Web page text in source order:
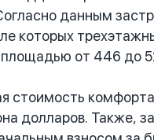
данным
которых
от 446 до
стоимость
долларов. Также,